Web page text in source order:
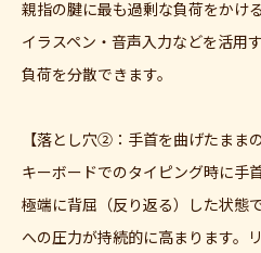
親指の腱に最も過剰な負荷をかけ
イラスペン・音声入力などを活用
負荷を分散できます。
【落とし穴②：手首を曲げたまま
キーボードでのタイピング時に手
極端に背屈（反り返る）した状態
への圧力が持続的に高まります。